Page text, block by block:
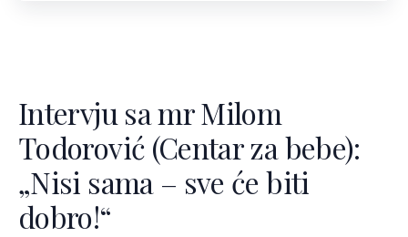
Intervju sa mr Milom
Todorović (Centar za bebe):
„Nisi sama – sve će biti
dobro!“